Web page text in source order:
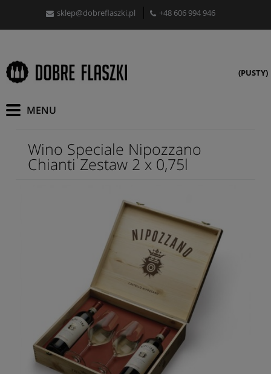
sklep@dobreflaszki.pl +48 606 994 946
(PUSTY)
Wino Speciale Nipozzano
Chianti Zestaw 2 x 0,75l